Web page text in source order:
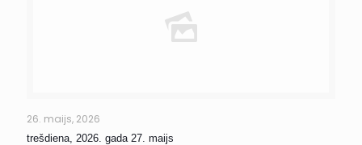
26. maijs, 2026
trešdiena, 2026. gada 27. maijs